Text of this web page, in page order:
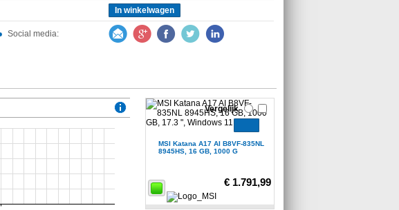
In winkelwagen
Social media:
MSI Katana A17 AI B8VF-835NL
8945HS, 16 GB, 1000 G
€ 1.791,99
Vergelijk